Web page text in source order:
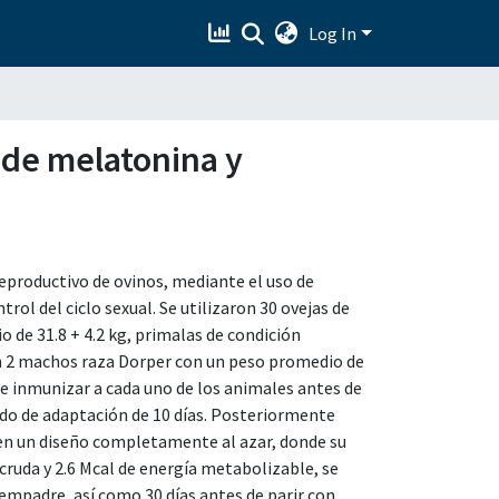
Log In
melatonina y
de ovinos, mediante el uso de
del ciclo sexual. Se utilizaron 30 ovejas de
31.8 + 4.2 kg, primalas de condición
machos raza Dorper con un peso promedio de
a cada uno de los animales antes de
de adaptación de 10 días. Posteriormente
un diseño completamente al azar, donde su
y 2.6 Mcal de energía metabolizable, se
así como 30 días antes de parir con